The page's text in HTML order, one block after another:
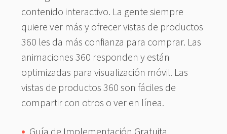
contenido interactivo. La gente siempre
quiere ver más y ofrecer vistas de productos
360 les da más confianza para comprar. Las
animaciones 360 responden y están
optimizadas para visualización móvil. Las
vistas de productos 360 son fáciles de
compartir con otros o ver en línea.
Guía de Implementación Gratuita